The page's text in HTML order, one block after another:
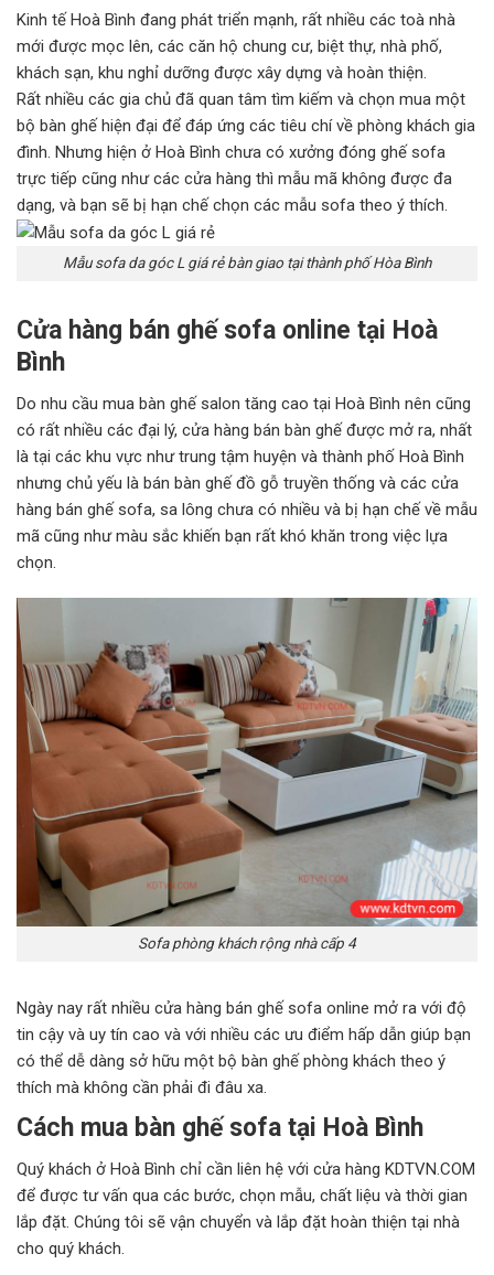
Kinh tế Hoà Bình đang phát triển mạnh, rất nhiều các toà nhà
mới được mọc lên, các căn hộ chung cư, biệt thự, nhà phố,
khách sạn, khu nghỉ dưỡng được xây dựng và hoàn thiện.
Rất nhiều các gia chủ đã quan tâm tìm kiếm và chọn mua một
bộ bàn ghế hiện đại để đáp ứng các tiêu chí về phòng khách gia
đình. Nhưng hiện ở Hoà Bình chưa có xưởng đóng ghế sofa
trực tiếp cũng như các cửa hàng thì mẫu mã không được đa
dạng, và bạn sẽ bị hạn chế chọn các mẫu sofa theo ý thích.
Mẫu sofa da góc L giá rẻ bàn giao tại thành phố Hòa Bình
Cửa hàng bán ghế sofa online tại Hoà
Bình
Do nhu cầu mua bàn ghế salon tăng cao tại Hoà Bình nên cũng
có rất nhiều các đại lý, cửa hàng bán bàn ghế được mở ra, nhất
là tại các khu vực như trung tậm huyện và thành phố Hoà Bình
nhưng chủ yếu là bán bàn ghế đồ gỗ truyền thống và các cửa
hàng bán ghế sofa, sa lông chưa có nhiều và bị hạn chế về mẫu
mã cũng như màu sắc khiến bạn rất khó khăn trong việc lựa
chọn.
Sofa phòng khách rộng nhà cấp 4
Ngày nay rất nhiều cửa hàng bán ghế sofa online mở ra với độ
tin cậy và uy tín cao và với nhiều các ưu điểm hấp dẫn giúp bạn
có thể dễ dàng sở hữu một bộ bàn ghế phòng khách theo ý
thích mà không cần phải đi đâu xa.
Cách mua bàn ghế sofa tại Hoà Bình
Quý khách ở Hoà Bình chỉ cần liên hệ với cửa hàng KDTVN.COM
để được tư vấn qua các bước, chọn mẫu, chất liệu và thời gian
lắp đặt. Chúng tôi sẽ vận chuyển và lắp đặt hoàn thiện tại nhà
cho quý khách.